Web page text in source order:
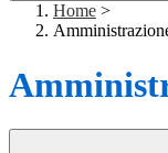
Home >